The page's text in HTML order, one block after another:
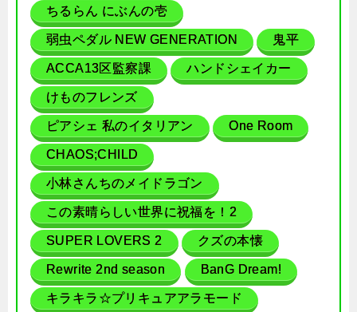
ちるらん にぶんの壱
弱虫ペダル NEW GENERATION 鬼平
ACCA13区監察課 ハンドシェイカー
けものフレンズ
ピアシェ 私のイタリアン One Room
CHAOS;CHILD
小林さんちのメイドラゴン
この素晴らしい世界に祝福を！2
SUPER LOVERS 2 クズの本懐
Rewrite 2nd season BanG Dream!
キラキラ☆プリキュアアラモード